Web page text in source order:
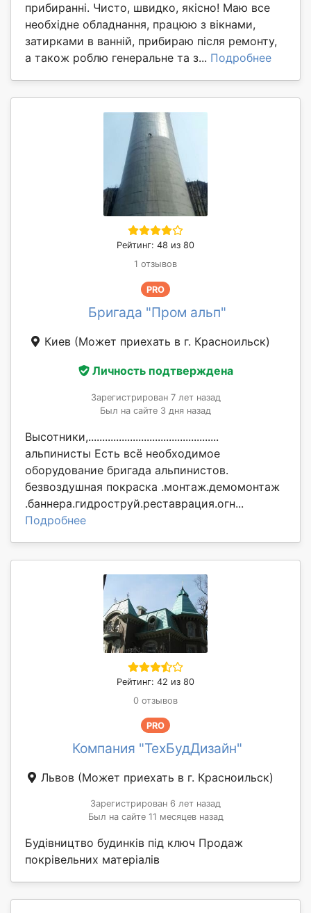
прибиранні. Чисто, швидко, якісно! Маю все
необхідне обладнання, працюю з вікнами,
затирками в ванній, прибираю після ремонту,
а також роблю генеральне та з... Подробнее
Рейтинг: 48 из 80
1 отзывов
PRO
Бригада "Пром альп"
Киев (Может приехать в г. Красноильск)
Личность подтверждена
Зарегистрирован 7 лет назад
Был на сайте 3 дня назад
Высотники,...............................................
альпинисты Есть всё необходимое
оборудование бригада альпинистов.
безвоздушная покраска .монтаж.демомонтаж
.баннера.гидроструй.реставрация.огн...
Подробнее
Рейтинг: 42 из 80
0 отзывов
PRO
Компания "ТехБудДизайн"
Львов (Может приехать в г. Красноильск)
Зарегистрирован 6 лет назад
Был на сайте 11 месяцев назад
Будівництво будинків під ключ Продаж
покрівельних матеріалів